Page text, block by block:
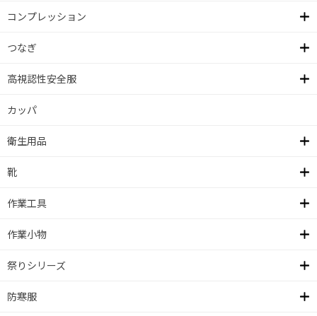
コンプレッション
つなぎ
高視認性安全服
カッパ
衛生用品
靴
作業工具
作業小物
祭りシリーズ
防寒服